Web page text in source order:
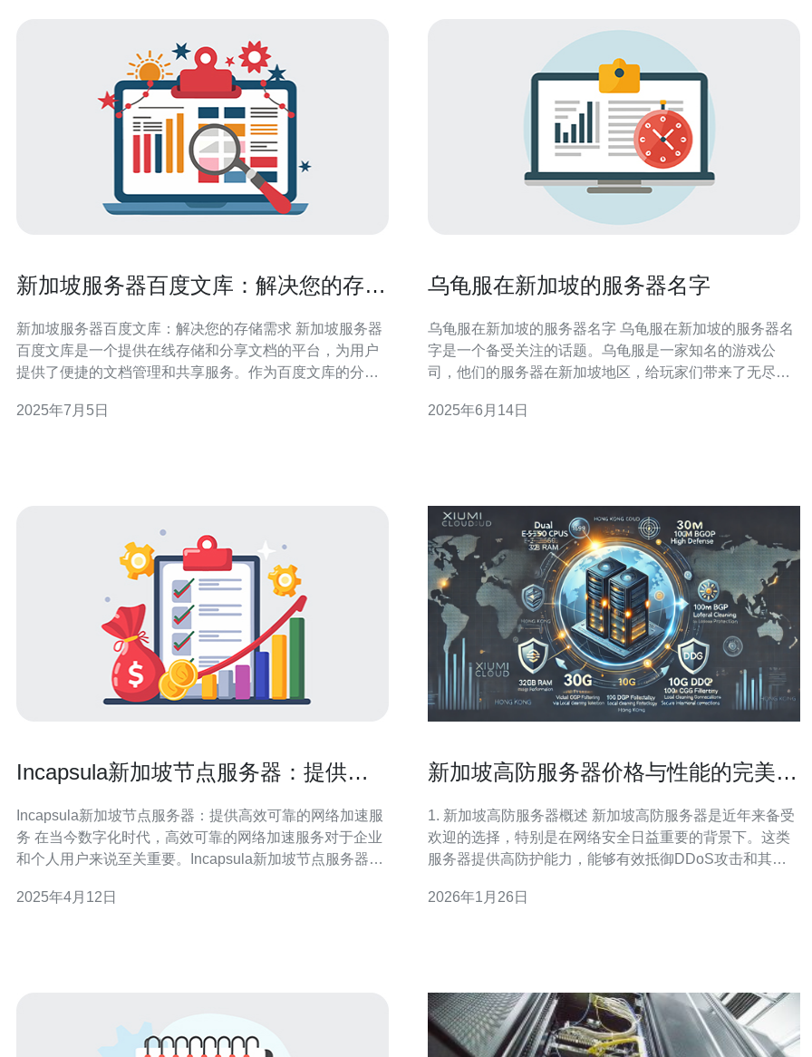
新加坡服务器百度文库：解决您的存储
新加坡服务器百度文库：解决您的存储需求 新加坡服务器
百度文库是一个提供在线存储和分享文档的平台，为用户
提供了便捷的文档管理和共享服务。作为百度文库的分
速度和更稳定的服务质量，为用户提供了更好的体验。 随
2025年7月5日
乌龟服在新加坡的服务器名字
乌龟服在新加坡的服务器名字 乌龟服在新加坡的服务器名
字是一个备受关注的话题。乌龟服是一家知名的游戏公
司，他们的服务器在新加坡地区，给玩家们带来了无尽的
的故事。 乌龟服在新加坡的服务器名字被命名为“龙鳞之
2025年6月14日
Incapsula新加坡节点服务器：提供高
Incapsula新加坡节点服务器：提供高效可靠的网络加速服
务 在当今数字化时代，高效可靠的网络加速服务对于企业
和个人用户来说至关重要。Incapsula新加坡节点服务器正
Incapsula新加坡节点服务器通过其全球分布的网络，为用
2025年4月12日
新加坡高防服务器价格与性能的完美平
1. 新加坡高防服务器概述 新加坡高防服务器是近年来备受
欢迎的选择，特别是在网络安全日益重要的背景下。这类
服务器提供高防护能力，能够有效抵御DDoS攻击和其他
应用场景，例如在线游戏、金融交易和电子商务等。新加
2026年1月26日